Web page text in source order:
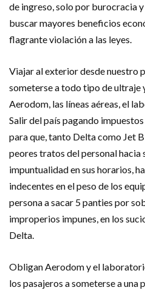
de ingreso, solo por burocracia
buscar mayores beneficios
flagrante violación a las leyes.
Viajar al exterior desde nuestro
someterse a todo tipo de ultraje
Aerodom, las líneas aéreas, el
Salir del país pagando
para que, tanto Delta como Jet
peores tratos del personal hacia
impuntualidad en sus horarios,
indecentes en el peso de los
persona a sacar 5 panties por
improperios impunes, en los
Delta.
Obligan Aerodom y el
los pasajeros a someterse a una